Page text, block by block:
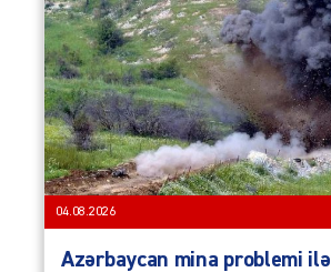
04.08.2026
Azərbaycan mina problemi